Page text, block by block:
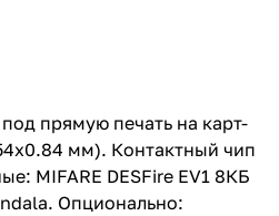
прямую печать на карт-
мм). Контактный чип
MIFARE DESFire EV1 8КБ
Опционально: